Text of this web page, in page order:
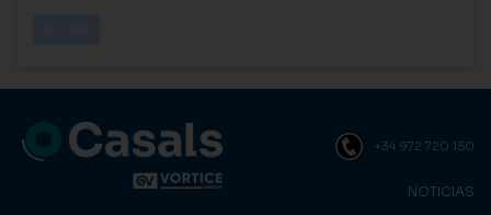
+34 972 720 150
NOTICIAS